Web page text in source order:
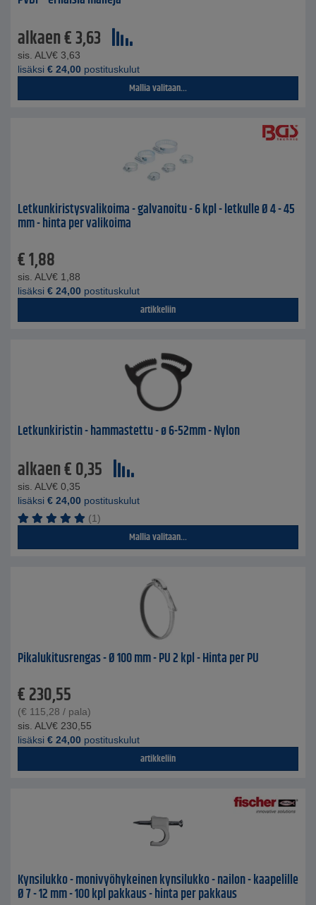
alkaen€3,63
sis. ALV€ 3,63
lisäksi € 24,00 postituskulut
Mallia valitaan...
Letkunkiristysvalikoima - galvanoitu - 6 kpl - letkulle Ø 4 - 45
mm - hinta per valikoima
€1,88
sis. ALV€ 1,88
lisäksi € 24,00 postituskulut
artikkeliin
Letkunkiristin - hammastettu - ø 6-52mm - Nylon
alkaen€0,35
sis. ALV€ 0,35
lisäksi € 24,00 postituskulut
(1)
Mallia valitaan...
Pikalukitusrengas - Ø 100 mm - PU 2 kpl - Hinta per PU
€230,55
(€ 115,28 / pala)
sis. ALV€ 230,55
lisäksi € 24,00 postituskulut
artikkeliin
Kynsilukko - monivyöhykeinen kynsilukko - nailon - kaapelille
Ø 7 - 12 mm - 100 kpl pakkaus - hinta per pakkaus